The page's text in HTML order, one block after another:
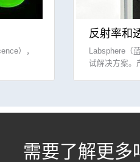
），
反射率和
Labsphere（
试解决方案
需要了解更多